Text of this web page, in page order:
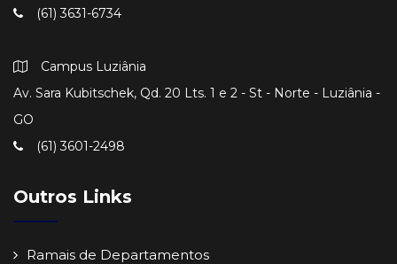
(61) 3631-6734
Campus Luziânia
Av. Sara Kubitschek, Qd. 20 Lts. 1 e 2 - St - Norte - Luziânia -
GO
(61) 3601-2498
Outros Links
Ramais de Departamentos